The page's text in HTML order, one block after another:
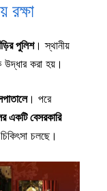
রক্ষা
পুলিশ। স্থানীয়
উদ্ধার করা হয়।
। পরে
একটি বেসরকারি
চলছে।